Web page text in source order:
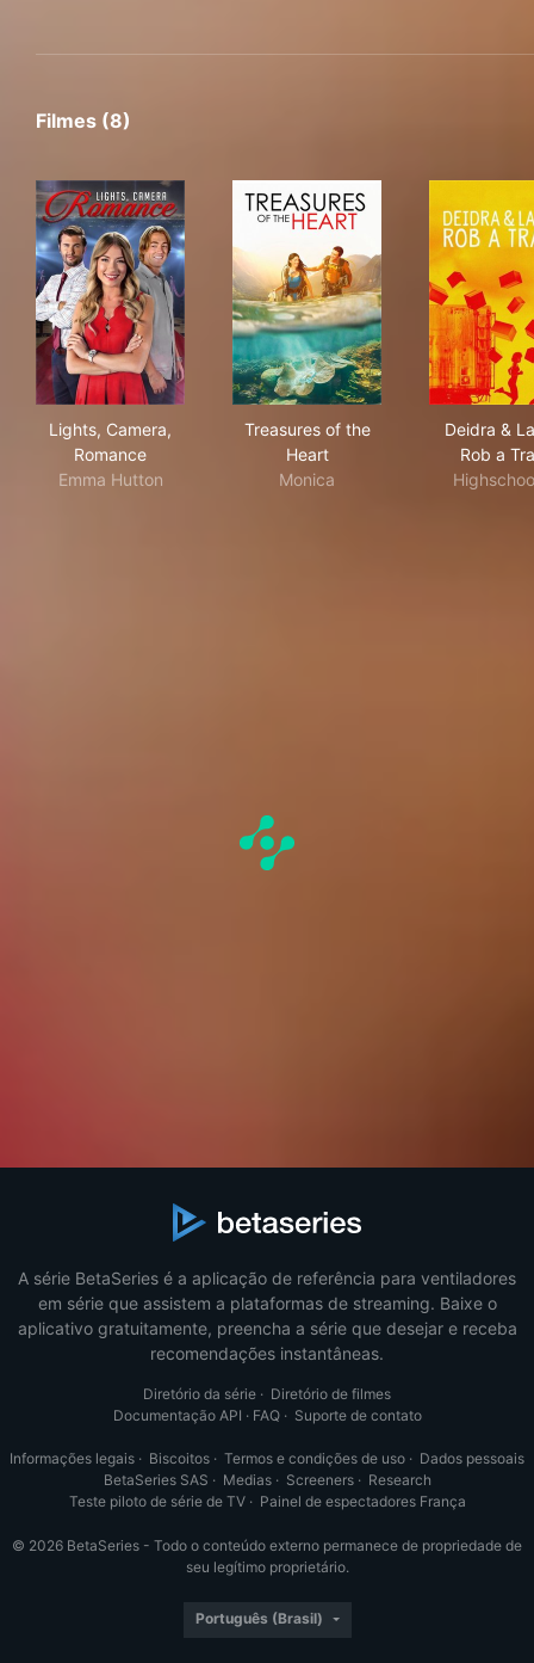
Filmes (8)
Lights, Camera,
Romance
Emma Hutton
Treasures of the
Heart
Monica
Deidra &
Rob a
A série BetaSeries é a aplicação de referência para ventiladores
em série que assistem a plataformas de streaming. Baixe o
aplicativo gratuitamente, preencha a série que desejar e receba
recomendações instantâneas.
Diretório da série · Diretório de filmes
Documentação API · FAQ· Suporte de contato
Informações legais · Biscoitos · Termos e condições de uso · Dados pessoais
BetaSeries SAS · Medias· Screeners· Research
Teste piloto de série de TV· Painel de espectadores França
© 2026 BetaSeries - Todo o conteúdo externo permanece de propriedade de
seu legítimo proprietário.
Português (Brasil)